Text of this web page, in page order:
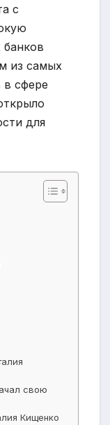
с
из самых
в сфере
для
свою
Кищенко